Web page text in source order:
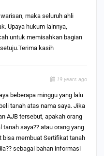
maka seluruh ahli
Upaya hukum lainnya,
untuk memisahkan bagian
kasih
19 years ago
beberapa minggu yang lalu
tanah atas nama saya. Jika
AJB tersebut, apakah orang
saya?? atau orang yang
bisa membuat Sertifikat tanah
sebagai bahan informasi